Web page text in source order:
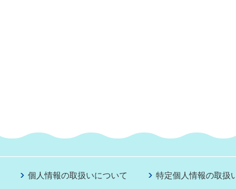
個人情報の取扱いについて 特定個人情報の取扱